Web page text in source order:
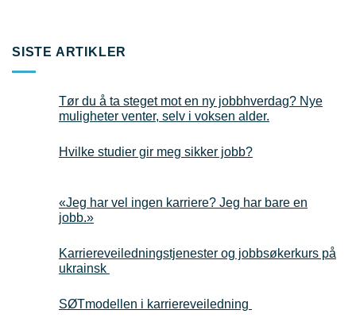
SISTE ARTIKLER
Tør du å ta steget mot en ny jobbhverdag? Nye
muligheter venter, selv i voksen alder.
Hvilke studier gir meg sikker jobb?
«Jeg har vel ingen karriere? Jeg har bare en
jobb.»
Karriereveiledningstjenester og jobbsøkerkurs på
ukrainsk
SØTmodellen i karriereveiledning